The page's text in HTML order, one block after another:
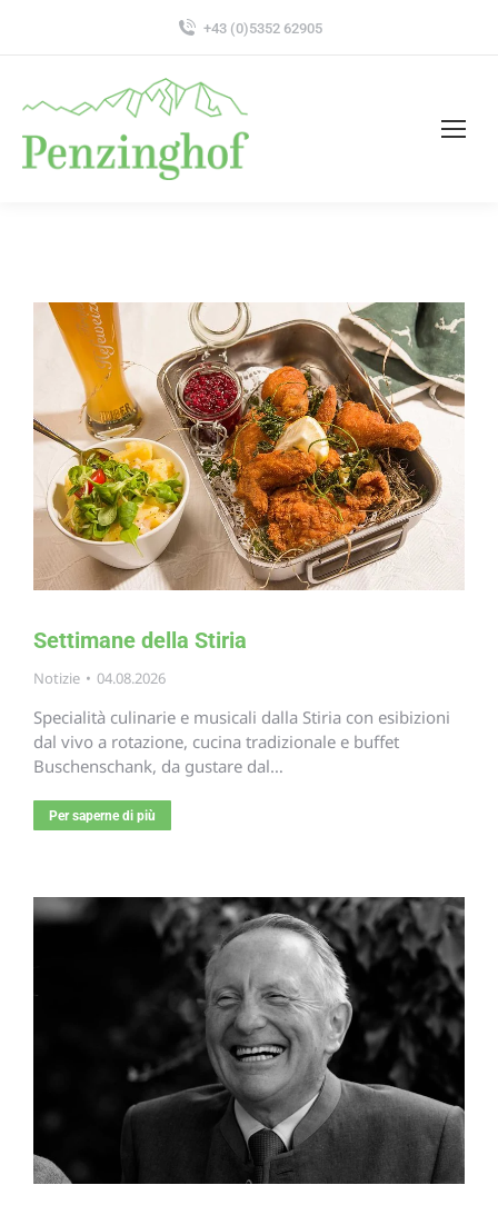
+43 (0)5352 62905
Settimane della Stiria
Notizie 04.08.2026
Specialità culinarie e musicali dalla Stiria con esibizioni
dal vivo a rotazione, cucina tradizionale e buffet
Buschenschank, da gustare dal…
Per saperne di più